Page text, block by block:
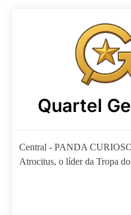
Quartel
Central - PANDA
Atrocitus, o líder da Tropa